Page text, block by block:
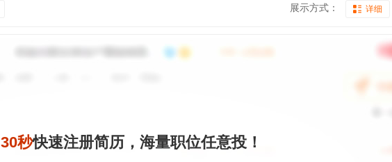
展示方式： 详细
30秒快速注册简历，海量职位任意投！